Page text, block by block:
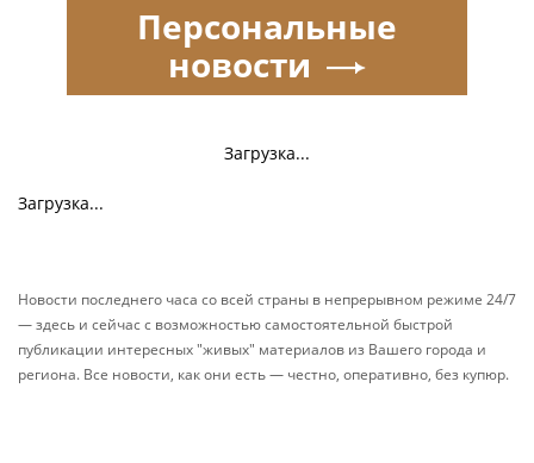
Загрузка...
Загрузка...
Персональные
новости
Новости последнего часа со всей страны в непрерывном режиме 24/7
— здесь и сейчас с возможностью самостоятельной быстрой
публикации интересных "живых" материалов из Вашего города и
региона. Все новости, как они есть — честно, оперативно, без купюр.